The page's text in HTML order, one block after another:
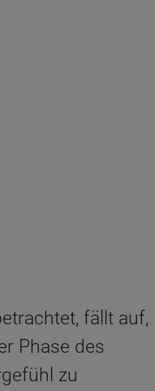
fällt auf,
Phase des
zu